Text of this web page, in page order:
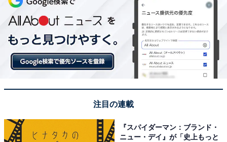
注目の連載
『スパイダーマン：ブランド・
ニュー・デイ』が「史上もっと